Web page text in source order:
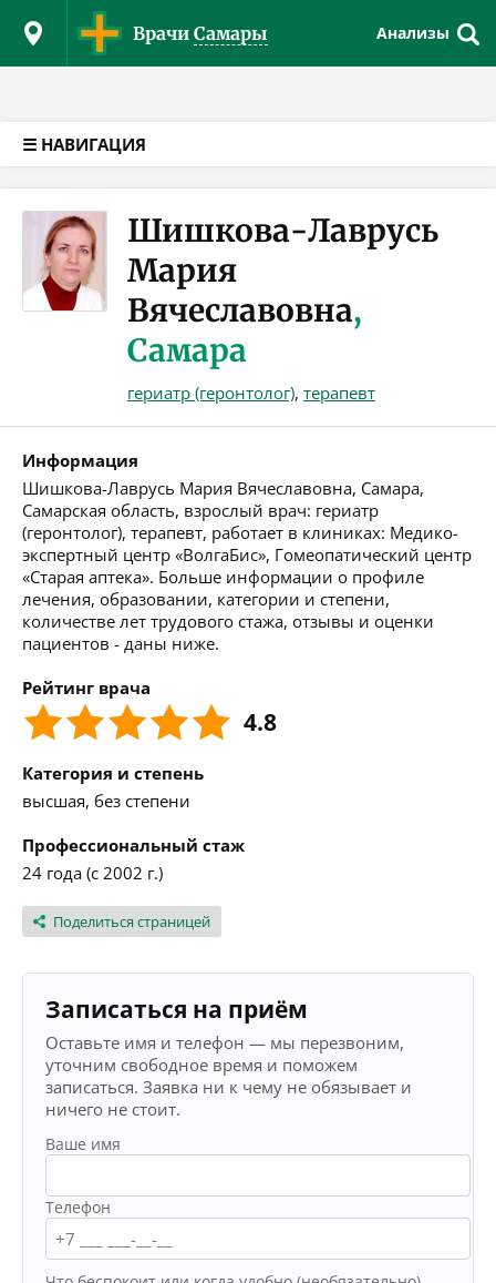
Врачи Самары Анализы
☰ НАВИГАЦИЯ
Шишкова-Лаврусь
Мария
Вячеславовна,
Самара
гериатр (геронтолог), терапевт
Информация
Шишкова-Лаврусь Мария Вячеславовна, Самара,
Самарская область, взрослый врач: гериатр
(геронтолог), терапевт, работает в клиниках: Медико-
экспертный центр «ВолгаБис», Гомеопатический центр
«Старая аптека». Больше информации о профиле
лечения, образовании, категории и степени,
количестве лет трудового стажа, отзывы и оценки
пациентов - даны ниже.
Рейтинг врача
4.8
Категория и степень
высшая, без степени
Профессиональный стаж
24 года (с 2002 г.)
Поделиться страницей
Записаться на приём
Оставьте имя и телефон — мы перезвоним,
уточним свободное время и поможем
записаться. Заявка ни к чему не обязывает и
ничего не стоит.
Ваше имя
Телефон